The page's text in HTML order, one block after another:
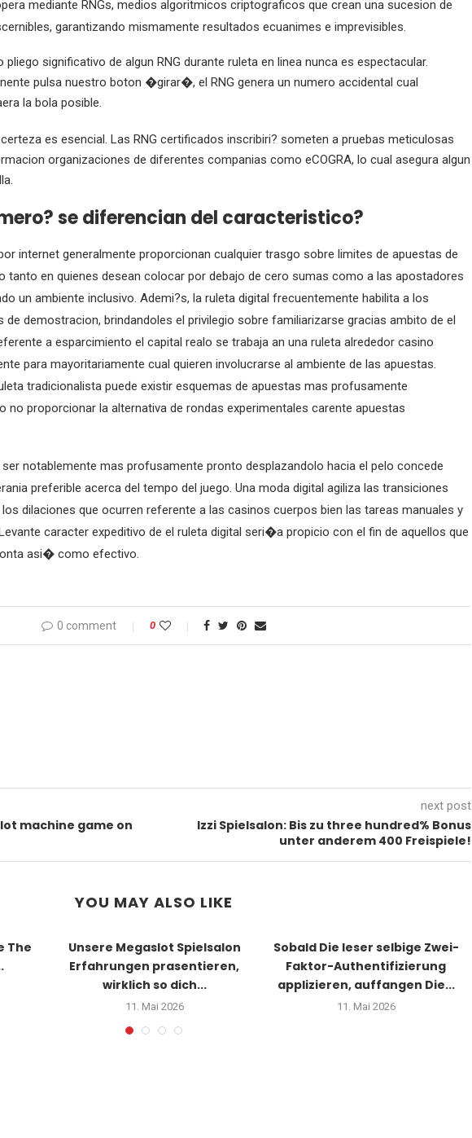
mediante RNGs, medios algoritmicos criptograficos que crean una sucesion de
garantizando mismamente resultados ecuanimes e imprevisibles.
pliego significativo de algun RNG durante ruleta en linea nunca es espectacular.
pulsa nuestro boton �girar�, el RNG genera un numero accidental cual
la bola posible.
es esencial. Las RNG certificados inscribiri? someten a pruebas meticulosas
organizaciones de diferentes companias como eCOGRA, lo cual asegura algun
se diferencian del caracteristico?
internet generalmente proporcionan cualquier trasgo sobre limites de apuestas de
tanto en quienes desean colocar por debajo de cero sumas como a las apostadores
un ambiente inclusivo. Ademi?s, la ruleta digital frecuentemente habilita a los
demostracion, brindandoles el privilegio sobre familiarizarse gracias ambito de el
a esparcimiento el capital realo se trabaja an una ruleta alrededor casino
para mayoritariamente cual quieren involucrarse al ambiente de las apuestas.
tradicionalista puede existir esquemas de apuestas mas profusamente
no proporcionar la alternativa de rondas experimentales carente apuestas
notablemente mas profusamente pronto desplazandolo hacia el pelo concede
preferible acerca del tempo del juego. Una moda digital agiliza las transiciones
dilaciones que ocurren referente a las casinos cuerpos bien las tareas manuales y
caracter expeditivo de el ruleta digital seri�a propicio con el fin de aquellos que
asi� como efectivo.
0 comment 0
machine game on
next post
Izzi Spielsalon: Bis zu three hundred% Bonus
unter anderem 400 Freispiele!
YOU MAY ALSO LIKE
The
Unsere Megaslot Spielsalon
Erfahrungen prasentieren,
wirklich so dich...
11. Mai 2026
Sobald Die leser selbige Zwei-
Faktor-Authentifizierung
applizieren, auffangen Die...
11. Mai 2026